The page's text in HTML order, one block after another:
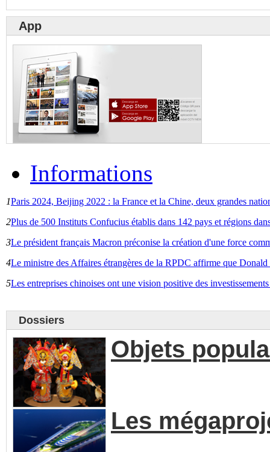
App
Informations
1Paris 2024, Beijing 2022 : la France et la Chine, deux grandes
2Plus de 500 Instituts Confucius établis dans 142 pays et régions
3Le président français Macron préconise la création d'une force
4Le ministre des Affaires étrangères de la RPDC affirme que
5Les entreprises chinoises ont une vision positive des
Dossiers
Objets
Les